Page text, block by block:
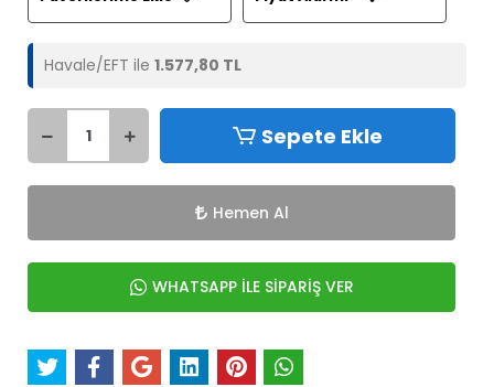
Havale/EFT ile 1.577,80 TL
Sepete Ekle
Hemen Al
WHATSAPP İLE SİPARİŞ VER